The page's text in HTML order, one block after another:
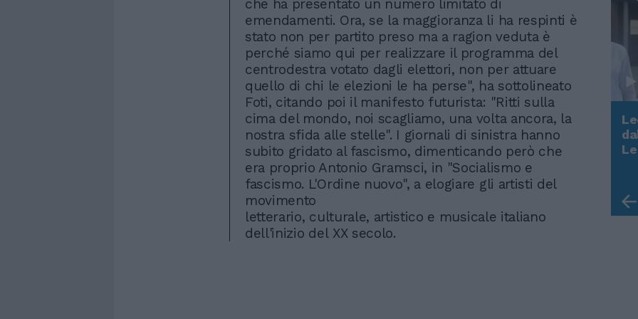
che ha presentato un numero limitato di
emendamenti. Ora, se la maggioranza li ha respinti è
stato non per partito preso ma a ragion veduta è
perché siamo qui per realizzare il programma del
centrodestra votato dagli elettori, non per attuare
quello di chi le elezioni le ha perse", ha sottolineato
Foti, citando poi il manifesto futurista: "Ritti sulla
cima del mondo, noi scagliamo, una volta ancora, la
nostra sfida alle stelle". I giornali di sinistra hanno
subito gridato al fascismo, dimenticando però che
era proprio Antonio Gramsci, in "Socialismo e
fascismo. L'Ordine nuovo", a elogiare gli artisti del
movimento
letterario, culturale, artistico e musicale italiano
dell'inizio del XX secolo.
Rudy Giuliani a Come States?
Trump, Meloni e la strategia
americana